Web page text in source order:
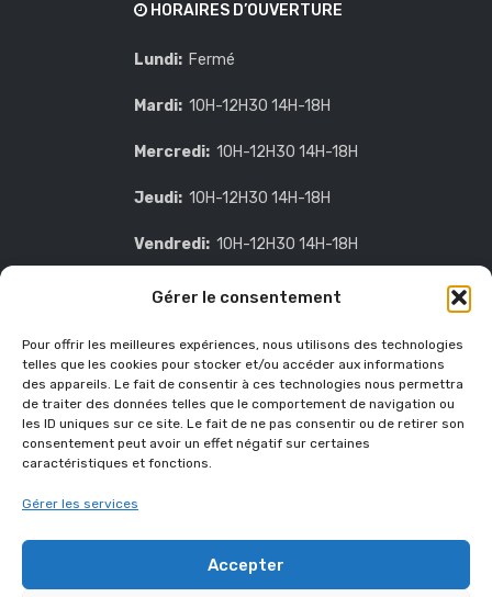
Gérer le consentement
Pour offrir les meilleures expériences, nous utilisons des technologies
telles que les cookies pour stocker et/ou accéder aux informations
des appareils. Le fait de consentir à ces technologies nous permettra
de traiter des données telles que le comportement de navigation ou
les ID uniques sur ce site. Le fait de ne pas consentir ou de retirer son
consentement peut avoir un effet négatif sur certaines
caractéristiques et fonctions.
Gérer les services
Accepter
HORAIRES D’OUVERTURE
Lundi: Fermé
Mardi: 10H-12H30 14H-18H
Mercredi: 10H-12H30 14H-18H
Jeudi: 10H-12H30 14H-18H
Vendredi: 10H-12H30 14H-18H
Samedi: sur demande
Dimanche:
CONTACT INFO
13 Rue de la Porte Neuve
78810 Feucherolles
01 34 89 56 29